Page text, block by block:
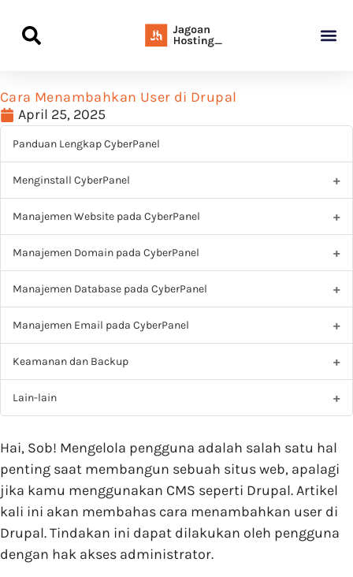
Cara Menambahkan User di Drupal
April 25, 2025
Panduan Lengkap CyberPanel
Menginstall CyberPanel
Manajemen Website pada CyberPanel
Manajemen Domain pada CyberPanel
Manajemen Database pada CyberPanel
Manajemen Email pada CyberPanel
Keamanan dan Backup
Lain-lain
Hai, Sob! Mengelola pengguna adalah salah satu hal
penting saat membangun sebuah situs web, apalagi
jika kamu menggunakan CMS seperti Drupal. Artikel
kali ini akan membahas cara menambahkan user di
Drupal. Tindakan ini dapat dilakukan oleh pengguna
dengan hak akses administrator.